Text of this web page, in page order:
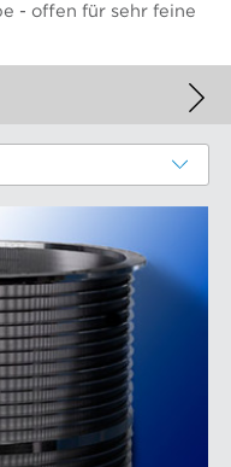
- offen für sehr feine
Industrie